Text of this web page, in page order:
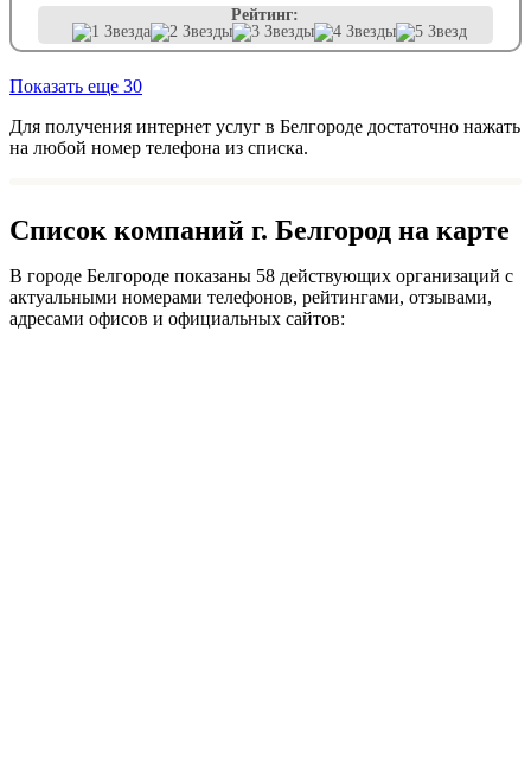
Рейтинг:
Показать еще 30
Для получения интернет услуг в Белгороде достаточно нажать
на любой номер телефона из списка.
Список компаний г. Белгород на карте
В городе Белгороде показаны 58 действующих организаций с
актуальными номерами телефонов, рейтингами, отзывами,
адресами офисов и официальных сайтов: